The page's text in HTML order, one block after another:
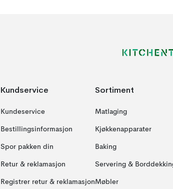
Kundservice
Kundeservice
Bestillingsinformasjon
Spor pakken din
Retur & reklamasjon
Registrer retur & reklamasjon
Sortiment
Matlaging
Kjøkkenapparater
Baking
Servering &
Møbler